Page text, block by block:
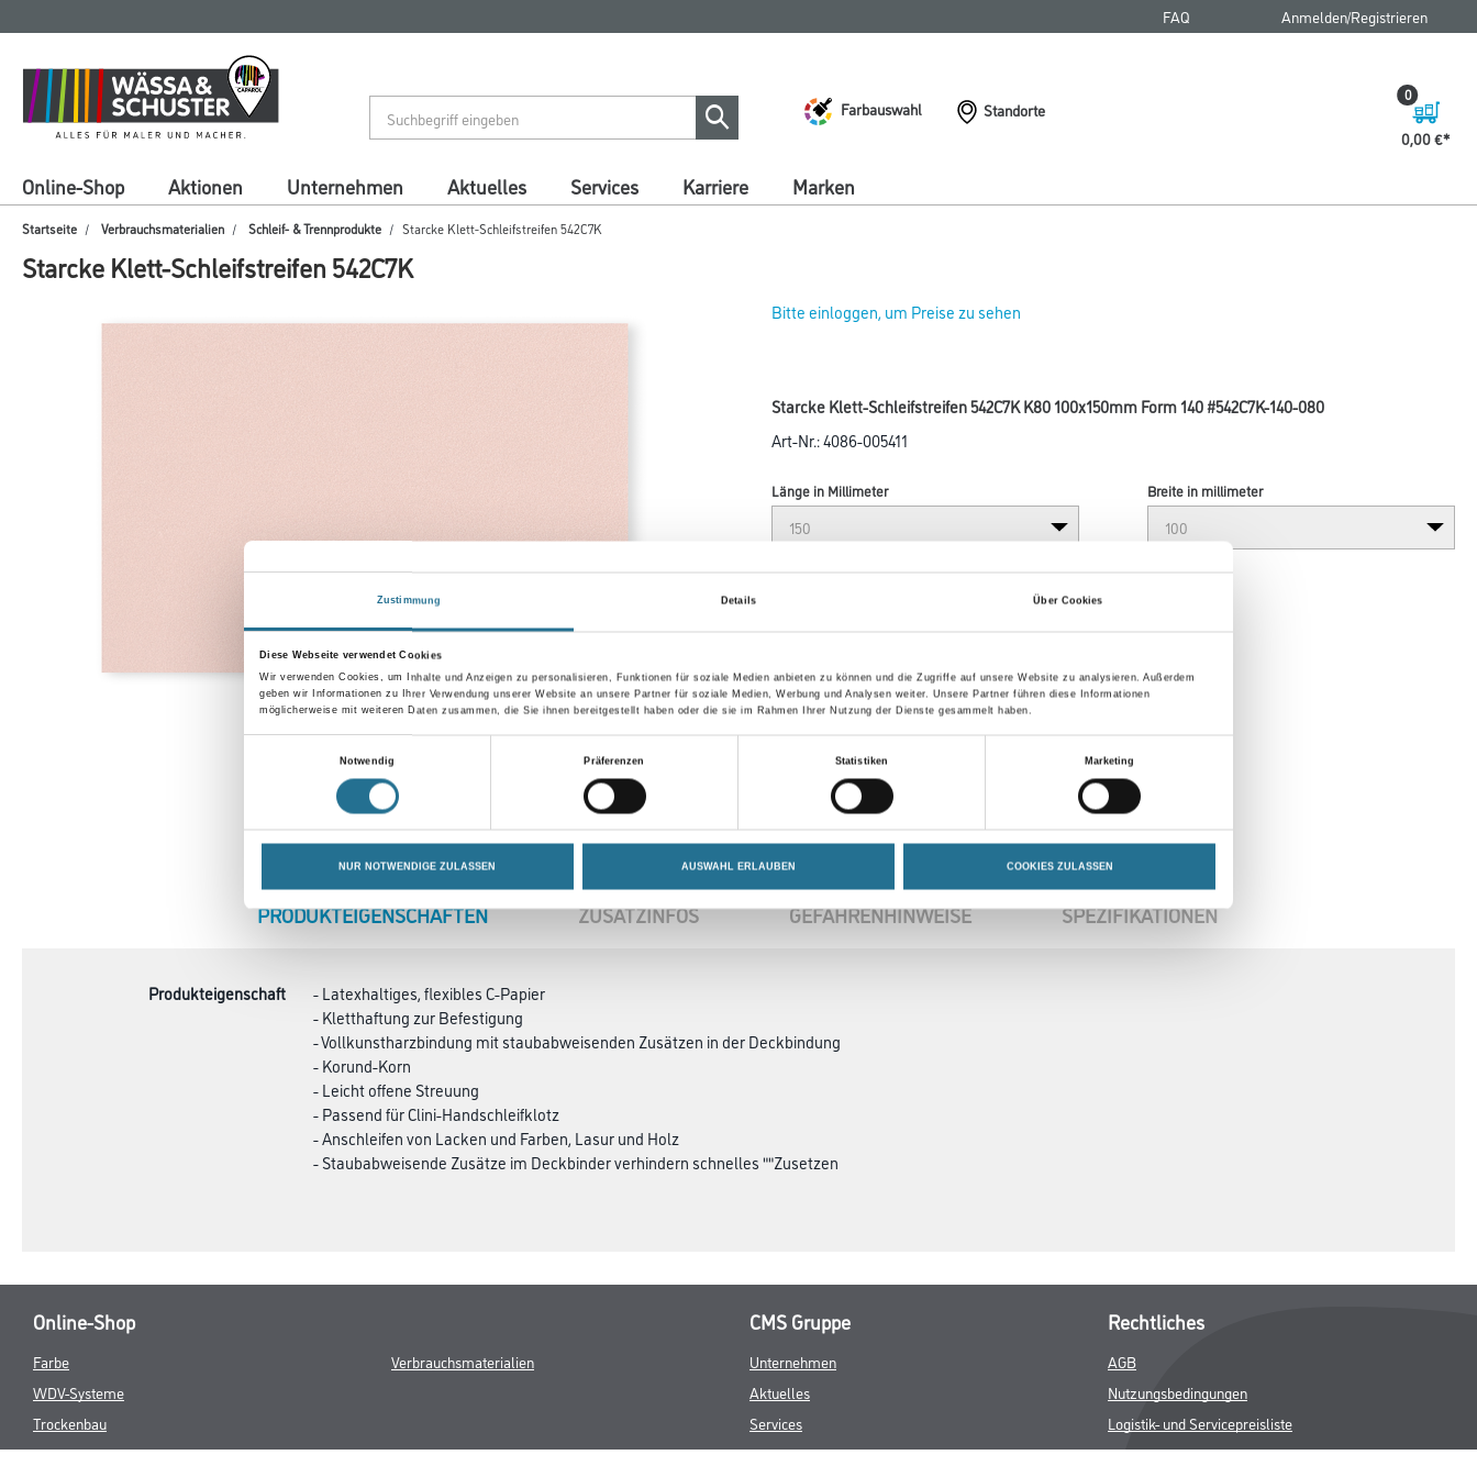
Zustimmung Details Über Cookies
Diese Webseite verwendet Cookies
Wir verwenden Cookies, um Inhalte und Anzeigen zu personalisieren, Funktionen für soziale Medien anbieten zu können und die Zugriffe auf unsere Website zu analysieren. Außerdem
geben wir Informationen zu Ihrer Verwendung unserer Website an unsere Partner für soziale Medien, Werbung und Analysen weiter. Unsere Partner führen diese Informationen
möglicherweise mit weiteren Daten zusammen, die Sie ihnen bereitgestellt haben oder die sie im Rahmen Ihrer Nutzung der Dienste gesammelt haben.
Notwendig
Präferenzen Statistiken Marketing
NUR NOTWENDIGE ZULASSEN AUSWAHL ERLAUBEN COOKIES ZULASSEN
springen
springen
FAQ Anmelden/Registrieren
Farbauswahl
Standorte
0,00 €
0
Online-Shop Aktionen Unternehmen Aktuelles Services Karriere Marken
Startseite Verbrauchsmaterialien Schleif- & Trennprodukte Starcke Klett-Schleifstreifen 542C7K
Starcke Klett-Schleifstreifen 542C7K
Bitte einloggen, um Preise zu sehen
Starcke Klett-Schleifstreifen 542C7K K80 100x150mm Form 140 #542C7K-140-080
Art-Nr.:4086-005411
Länge in Millimeter Breite in millimeter
Umrechnungsfaktoren
CURRENT
PRODUKTEIGENSCHAFTEN ZUSATZINFOS GEFAHRENHINWEISE SPEZIFIKATIONEN
Produkteigenschaft
- Latexhaltiges, flexibles C-Papier
- Kletthaftung zur Befestigung
- Vollkunstharzbindung mit staubabweisenden Zusätzen in der Deckbindung
- Korund-Korn
- Leicht offene Streuung
- Passend für Clini-Handschleifklotz
- Anschleifen von Lacken und Farben, Lasur und Holz
- Staubabweisende Zusätze im Deckbinder verhindern schnelles ""Zusetzen
Online-Shop
Farbe
WDV-Systeme
Trockenbau
Putze- und Spachtelmassen
Verbrauchsmaterialien
CMS Gruppe
Unternehmen
Aktuelles
Services
Karriere
Rechtliches
AGB
Nutzungsbedingungen
Logistik- und Servicepreisliste
Impressum